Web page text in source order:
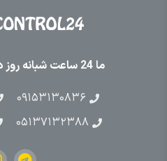
ما 24 ساعت شبانه روز در کنار شما هستیم
۰۹۱۵۳۱۳۰۸۳۶
۰۵۱۳۷۱۳۲۳۸۸